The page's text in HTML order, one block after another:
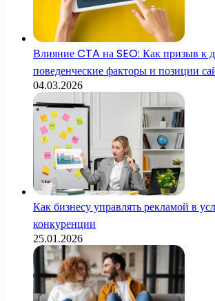
Влияние CTA на SEO: Как призыв к
поведенческие факторы и позиции
04.03.2026
Как бизнесу управлять рекламой в
конкуренции
25.01.2026